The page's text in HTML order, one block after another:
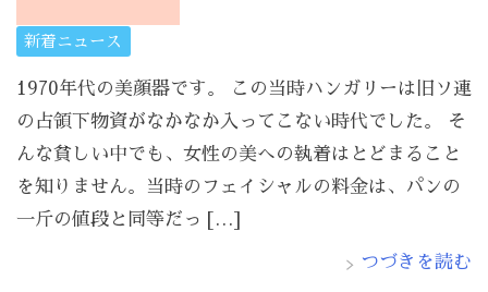
新着ニュース
1970年代の美顔器です。 この当時ハンガリーは旧ソ連
の占領下物資がなかなか入ってこない時代でした。 そ
んな貧しい中でも、女性の美への執着はとどまること
を知りません。当時のフェイシャルの料金は、パンの
一斤の値段と同等だっ […]
つづきを読む